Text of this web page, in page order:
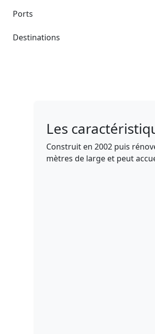
Ports
Destinations
Les
Construit en 2002 puis
mètres de large et peut